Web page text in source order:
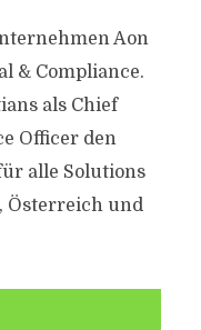
Aon
& Compliance.
als Chief
Officer den
alle Solutions
Österreich und